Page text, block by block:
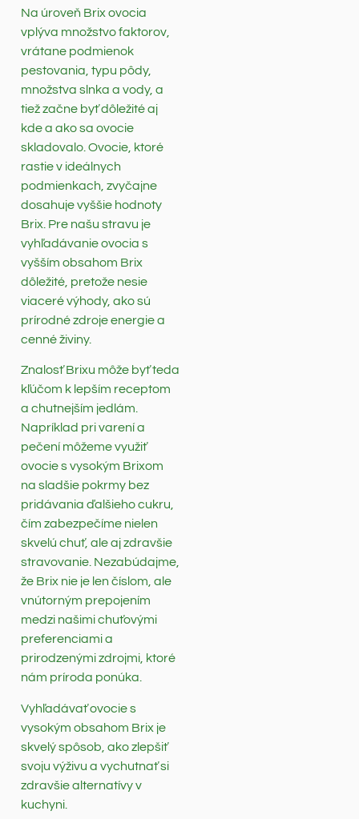
Na úroveň Brix ovocia
vplýva množstvo faktorov,
vrátane podmienok
pestovania, typu pôdy,
množstva slnka a vody, a
tiež začne byť dôležité aj
kde a ako sa ovocie
skladovalo. Ovocie, ktoré
rastie v ideálnych
podmienkach, zvyčajne
dosahuje vyššie hodnoty
Brix. Pre našu stravu je
vyhľadávanie ovocia s
vyšším obsahom Brix
dôležité, pretože nesie
viaceré výhody, ako sú
prírodné zdroje energie a
cenné živiny.
Znalosť Brixu môže byť teda
kľúčom k lepším receptom
a chutnejším jedlám.
Napríklad pri varení a
pečení môžeme využiť
ovocie s vysokým Brixom
na sladšie pokrmy bez
pridávania ďalšieho cukru,
čím zabezpečíme nielen
skvelú chuť, ale aj zdravšie
stravovanie. Nezabúdajme,
že Brix nie je len číslom, ale
vnútorným prepojením
medzi našimi chuťovými
preferenciami a
prirodzenými zdrojmi, ktoré
nám príroda ponúka.
Vyhľadávať ovocie s
vysokým obsahom Brix je
skvelý spôsob, ako zlepšiť
svoju výživu a vychutnať si
zdravšie alternatívy v
kuchyni.